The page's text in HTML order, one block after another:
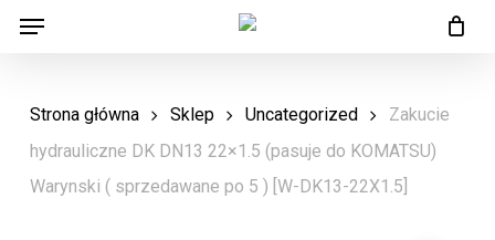
Skip
content
Menu
Strona główna Sklep Uncategorized
Zakucie
hydrauliczne DK DN13 22×1.5 (pasuje do KOMATSU)
Warynski ( sprzedawane po 5 ) [W-DK13-22X1.5]
Menu